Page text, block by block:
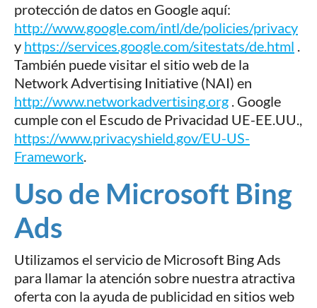
protección de datos en Google aquí:
http://www.google.com/intl/de/policies/privacy
y https://services.google.com/sitestats/de.html .
También puede visitar el sitio web de la
Network Advertising Initiative (NAI) en
http://www.networkadvertising.org . Google
cumple con el Escudo de Privacidad UE-EE.UU.,
https://www.privacyshield.gov/EU-US-
Framework.
Uso de Microsoft Bing
Ads
Utilizamos el servicio de Microsoft Bing Ads
para llamar la atención sobre nuestra atractiva
oferta con la ayuda de publicidad en sitios web